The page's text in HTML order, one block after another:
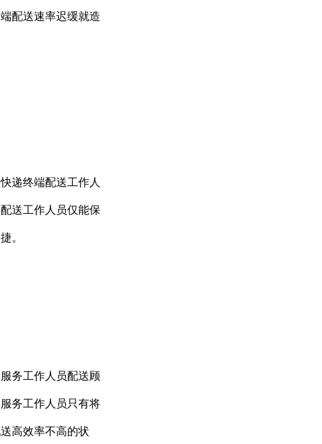
配送速率迟缓就造
递终端配送工作人
送工作人员仅能保
。
务工作人员配送顾
务工作人员只有将
高效率不高的状